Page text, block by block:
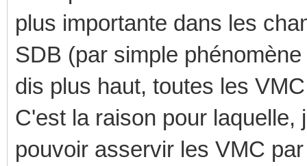
plus importante dans les
SDB (par simple
dis plus haut, toutes les
C'est la raison pour
pouvoir asservir les VMC